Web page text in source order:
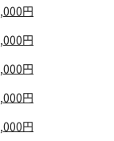
円
円
円
円
円